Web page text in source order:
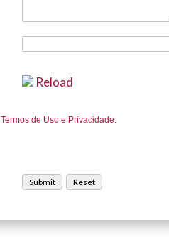
Reload
Termos de Uso e Privacidade.